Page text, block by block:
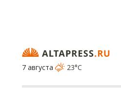
7 августа
23°C